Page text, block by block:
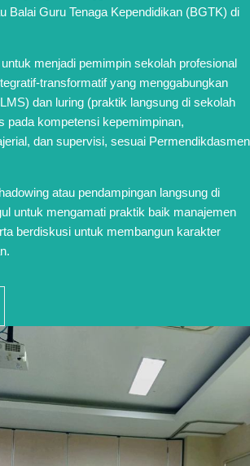
Balai Guru Tenaga Kependidikan (BGTK) di
menjadi pemimpin sekolah profesional
transformatif yang menggabungkan
dan luring (praktik langsung di sekolah
pada kompetensi kepemimpinan,
dan supervisi, sesuai Permendikdasmen
atau pendampingan langsung di
untuk mengamati praktik baik manajemen
berdiskusi untuk membangun karakter